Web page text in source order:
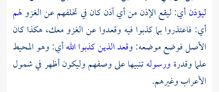
ليؤذنأي: ليقع الإذن من أي آذن كان في تخلفهم عن الغزولهم
أي: فاعتذروا بما كذبوا فيه وقعدوا عن الغزو معك، هكذا كان
الأصل فوضع موضعه:وقعد الذين كذبوا اللهأي: وهو المحيط
علما وقدرة ورسولهتنبيها على وصفهم وليكون أظهر في شمول
الأعراب وغيرهم.